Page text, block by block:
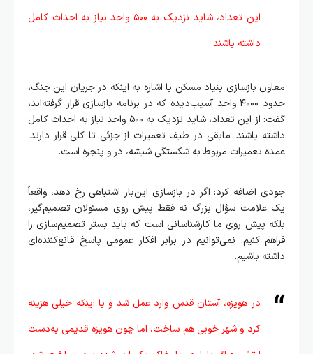
این تعداد، شاید نزدیک به ۵۰۰ واحد نیاز به احداث کامل
داشته باشند
معاون بازسازی بنیاد مسکن با اشاره به اینکه در جریان این جنگ،
حدود ۴۰۰۰ واحد آسیب‌دیده که در برنامه بازسازی قرار گرفته‌اند،
گفت: از این تعداد، شاید نزدیک به ۵۰۰ واحد نیاز به احداث کامل
داشته باشند. مابقی در طیف تعمیرات از جزئی تا کلی قرار دارند.
عمده تعمیرات مربوط به شکستگی شیشه، در و پنجره است.
جودی اضافه کرد: اگر در بازسازی این‌بار اشتباهی رخ دهد، واقعاً
یک علامت سؤال بزرگ نه فقط پیش روی مسئولان تصمیم‌گیر،
بلکه پیش روی ما کارشناسانی‌ است که باید بستر تصمیم‌سازی را
فراهم کنیم. نمی‌توانیم در برابر افکار عمومی پاسخ قانع‌کننده‌ای
داشته باشیم.
در هویزه، آستان قدس وارد عمل شد و با اینکه خیلی هزینه
کرد و شهر خوبی هم ساخت، اما چون هویزه قدیمی به‌دست